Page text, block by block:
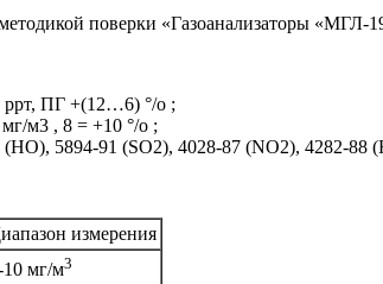
методикой поверки «Газоанализаторы
ррт, ПГ +(12…6) °/о ;
м3 , 8 = +10 °/о ;
5894-91 (SO2), 4028-87 (NO2), 4282-88
измерения
10 мг/м3